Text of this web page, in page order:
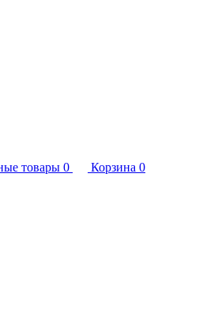
товары 0 Корзина 0